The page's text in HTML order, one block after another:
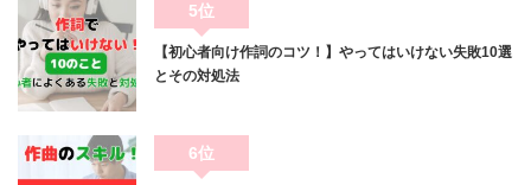
5位
【初心者向け作詞のコツ！】やってはいけない失敗10選
とその対処法
6位